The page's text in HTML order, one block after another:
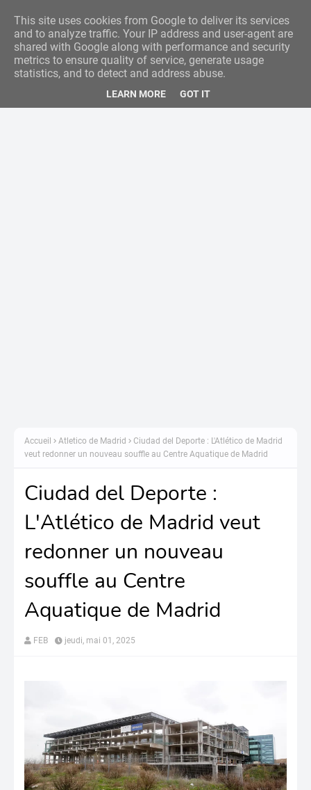
Accueil Atletico de Madrid
Ciudad del Deporte : L'Atlético de Madrid
veut redonner un nouveau souffle au Centre Aquatique de Madrid
Ciudad del Deporte :
L'Atlético de Madrid veut
redonner un nouveau
souffle au Centre
Aquatique de Madrid
FEB jeudi, mai 01, 2025
This site uses cookies from Google to deliver its services
and to analyze traffic. Your IP address and user-agent are
shared with Google along with performance and security
metrics to ensure quality of service, generate usage
statistics, and to detect and address abuse.
LEARN MORE GOT IT